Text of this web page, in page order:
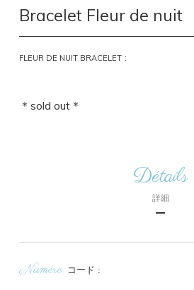
Bracelet Fleur de nuit
FLEUR DE NUIT BRACELET:
＊sold out＊
Détails
詳細
Numéro コード